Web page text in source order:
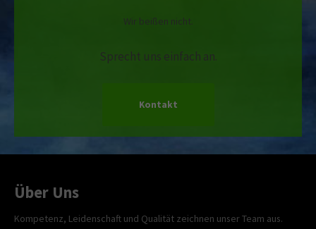
Wir beißen nicht.
Sprecht uns einfach an.
Kontakt
Über Uns
Kompetenz, Leidenschaft und Qualität zeichnen unser Team aus.